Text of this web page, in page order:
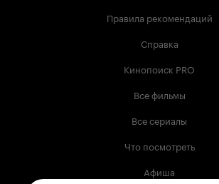
Правила рекомендаций
Справка
Кинопоиск PRO
Все фильмы
Все сериалы
Что посмотреть
Афиша